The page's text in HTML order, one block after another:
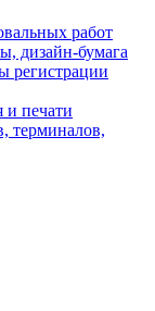
работ
дизайн-бумага
регистрации
и печати
терминалов,